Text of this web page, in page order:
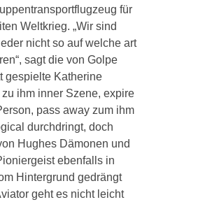
für
Weltkrieg. „Wir sind
nicht so auf welche art
sagt die von Golpe
gespielte Katherine
zu ihm inner Szene, expire
pass away zum ihm
durchdringt, doch
Hughes Dämonen und
ebenfalls in
Hintergrund gedrängt
geht es nicht leicht